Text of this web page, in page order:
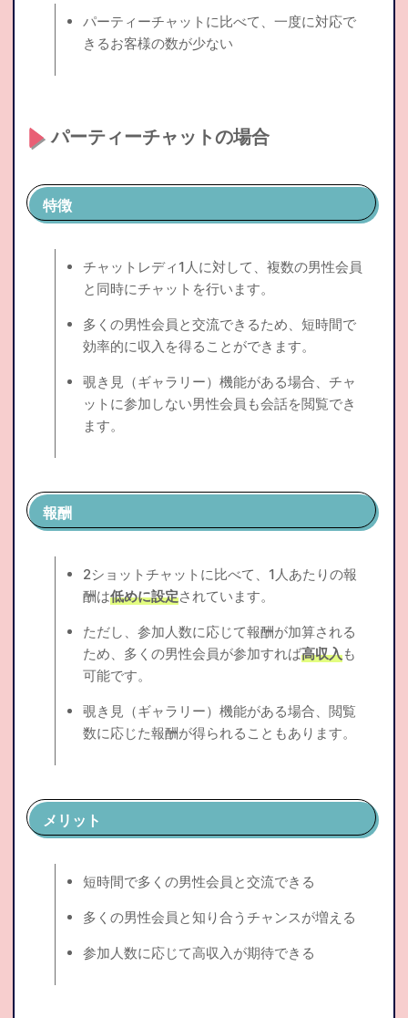
パーティーチャットに比べて、一度に対応で
きるお客様の数が少ない
パーティーチャットの場合
特徴
チャットレディ1人に対して、複数の男性会員
と同時にチャットを行います。
多くの男性会員と交流できるため、短時間で
効率的に収入を得ることができます。
覗き見（ギャラリー）機能がある場合、チャ
ットに参加しない男性会員も会話を閲覧でき
ます。
報酬
2ショットチャットに比べて、1人あたりの報
酬は低めに設定されています。
ただし、参加人数に応じて報酬が加算される
ため、多くの男性会員が参加すれば高収入も
可能です。
覗き見（ギャラリー）機能がある場合、閲覧
数に応じた報酬が得られることもあります。
メリット
短時間で多くの男性会員と交流できる
多くの男性会員と知り合うチャンスが増える
参加人数に応じて高収入が期待できる